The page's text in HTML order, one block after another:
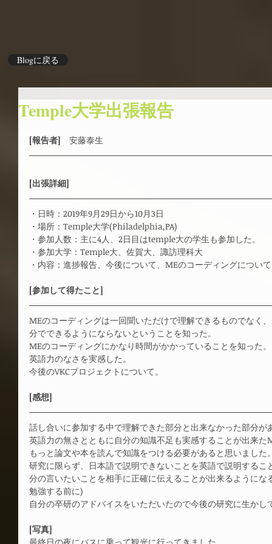
Blogに戻る
Temple大学出張報告
[報告者] 安藤泰生
[出張詳細]
・日時：2019年9月29日から10月3日
・場所：Temple大学(Philadelphia,PA)
・参加人数：主に4人、2日目はtemple大の学生も参加した。
・参加大学：Temple大、佐賀大、諏訪理科大
・内容：進捗報告、今後について、MEのコーディングについて
[参加して得たこと]
MEのコーディングは一回聞いただけで理解できるものでなく
分でできるようにならないということを知った。
MEのコーディングにかなり時間がかかっていることを知った。
英語力のなさを実感した。
今後のVKCプロジェクトについて。
[感想]
話し合いに参加する中で理解できた部分と出来なかった部分が
英語力の無さとともに自分の知識不足も実感することが出来た
もっと論文や本を読んで知識をつける必要があると思いました
研究に限らず、日本語で説明できないことを英語で説明する
分の言いたいことを相手に正確に伝えることが出来るように
勉強する前に)
自分の卒研のアドバイスをいただいたので今後の研究に生かし
[写真]